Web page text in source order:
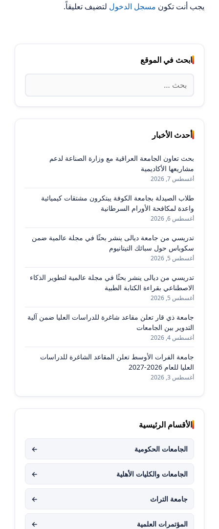
يجب أنت تكون مسجل الدخول لتضيف تعليقاً.
ابحث في الموقع
البحث
عن:
أحدث الأخبار
بحث تعاون الجامعة العراقية مع وزارة الصناعة لدعم
مشاريعها الأكاديمية
أغسطس 7, 2026
طلاب الصيدلة بجامعة الكوفة يبتكرون مشتقات كيميائية
واعدة لمكافحة الأورام السرطانية
أغسطس 6, 2026
تدريسي من جامعة ديالى ينشر بحثًا في مجلة عالمية ضمن
سكوباس حول سبائك التيتانيوم
أغسطس 5, 2026
تدريسي من ديالى ينشر بحثًا في مجلة عالمية لتطوير الذكاء
الاصطناعي بقراءة الكتابة الطبية
أغسطس 5, 2026
جامعة ذي قار تعلن مقاعد شاغرة للدراسات العليا ضمن آلية
التدوير بين الجامعات
أغسطس 4, 2026
جامعة الفرات الأوسط تعلن المقاعد الشاغرة للدراسات
العليا للعام 2026-2027
أغسطس 3, 2026
الأقسام الرئيسية
الجامعات الحكومية ←
الجامعات والكليات الأهلية ←
جامعة التراث ←
المؤتمرات العلمية ←